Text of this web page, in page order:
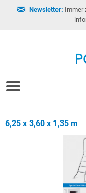
Newsletter: Immer
6,25 x 3,60 x 1,35 m